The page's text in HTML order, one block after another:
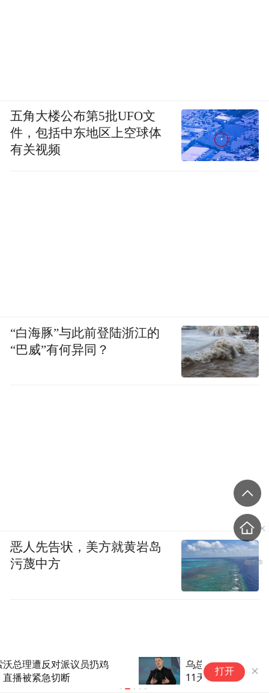
乌总统候选人逼宫，给泽连斯基
11天时间，支持率已反超，断
打开
五角大楼公布第5批UFO文
件，包括中东地区上空球体
有关视频
“白海豚”与此前登陆浙江的
“巴威”有何异同？
恶人先告状，美方就黄岩岛
污蔑中方